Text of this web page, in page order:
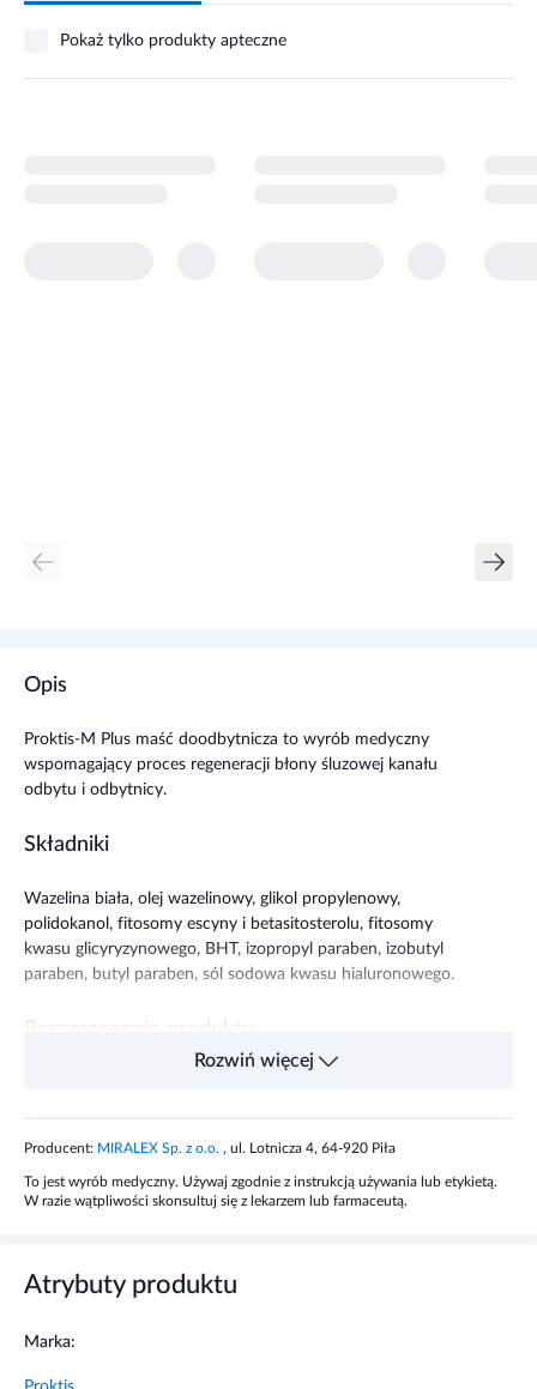
Pokaż tylko produkty apteczne
Opis
Proktis-M Plus maść doodbytnicza to wyrób medyczny
wspomagający proces regeneracji błony śluzowej kanału
odbytu i odbytnicy.
Składniki
Wazelina biała, olej wazelinowy, glikol propylenowy,
polidokanol, fitosomy escyny i betasitosterolu, fitosomy
kwasu glicyryzynowego, BHT, izopropyl paraben, izobutyl
paraben, butyl paraben, sól sodowa kwasu hialuronowego.
Przeznaczenie produktu
wewnętrznych i zewnętrznych hemoroidach, w stanach
zapalnych odbytu i odbytnicy, w zapaleniach krypt,
pęknięciach i szczelinach odbytu, przetokach
Sposób użycia wyrobu medycznego
Dokładnie umyć ręce przed użyciem preparatu. Stosować
Rozwiń więcej
Producent: MIRALEX Sp. z o.o. , ul. Lotnicza 4, 64-920 Piła
To jest wyrób medyczny. Używaj zgodnie z instrukcją używania lub etykietą.
W razie wątpliwości skonsultuj się z lekarzem lub farmaceutą.
Atrybuty produktu
Marka: